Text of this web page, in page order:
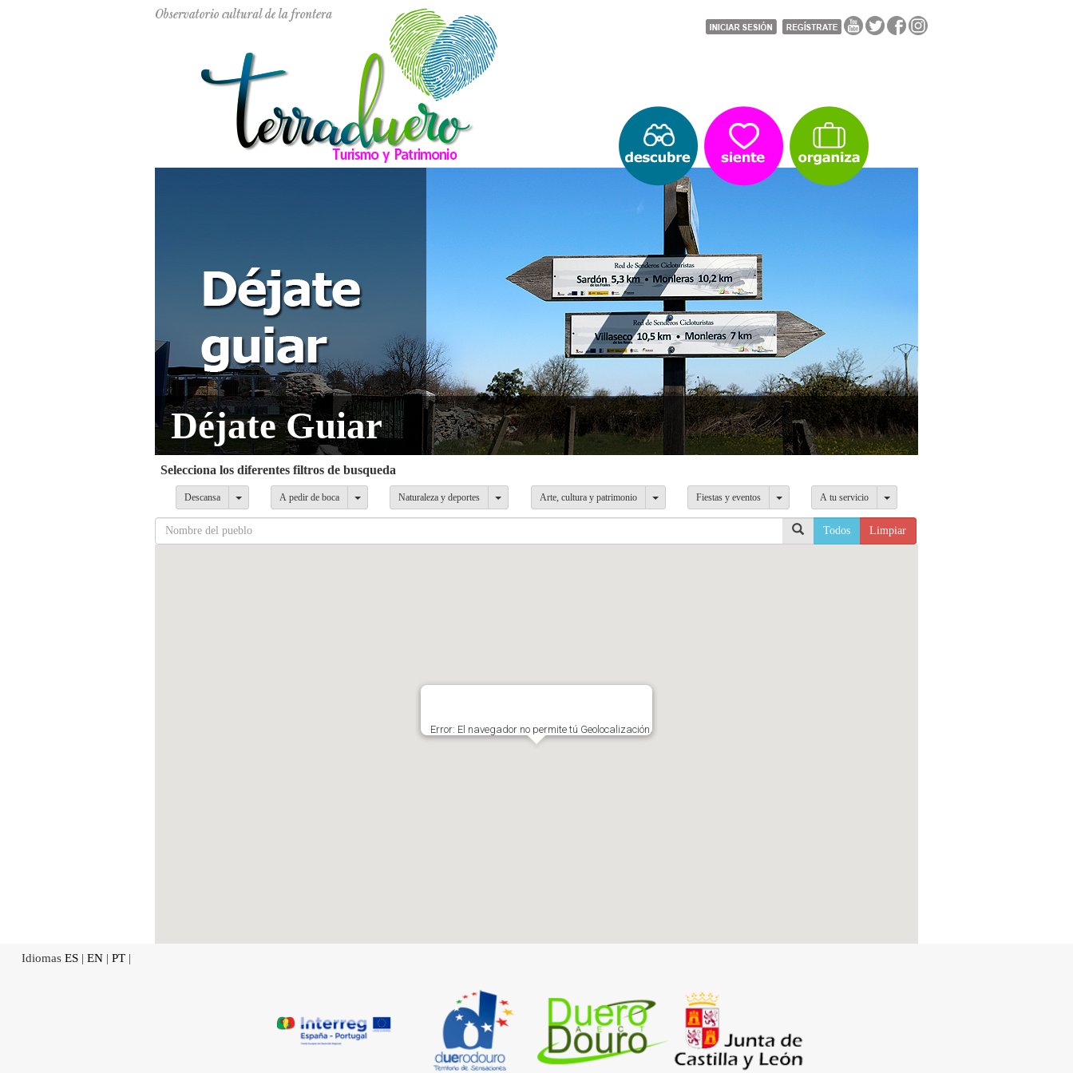
Déjate Guiar
Selecciona los diferentes filtros de busqueda
Descansa A pedir de boca Naturaleza y deportes Arte, cultura y patrimonio Fiestas y eventos A tu servicio
Todos Limpiar
Error: El navegador no permite tú Geolocalización.
Idiomas ES | EN | PT |